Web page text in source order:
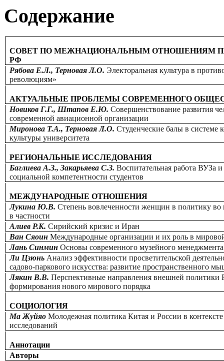
Содержание
СОВЕТ ПО МЕЖНАЦИОНАЛЬНЫМ ОТНОШЕНИЯМ
РФ
Рябова Е.Л., Терновая Л.О. Электоральная культура в
революциям»
АКТУАЛЬНЫЕ ПРОБЛЕМЫ СОВРЕМЕННОГО
Новиков Г.Г., Штапов Е.Ю. Совершенствование развития
современной авиационной организации
Миронова Т.А., Терновая Л.О. Студенческие балы в системе
культуры университета
РЕГИОНАЛЬНЫЕ ИССЛЕДОВАНИЯ
Баглиева А.З., Закарьяева С.З. Воспитательная работа ВУЗа
социальной компетентности студентов
МЕЖДУНАРОДНЫЕ ОТНОШЕНИЯ
Лукина Ю.В. Степень вовлеченности женщин в политику во
в частности
Алиев Р.К. Сирийский кризис и Иран
Ван Сяоин Международные организации и их роль в
Лань Синмин Основы современного музейного менеджмента
Ли Цзюнь Анализ эффективности просветительской
садово-паркового искусства: развитие пространственного
Лякин В.В. Перспективные направления внешней политики
формирования нового мирового порядка
СОЦИОЛОГИЯ
Ма Жуйяо Молодежная политика Китая и России в
исследований
Аннотации
Авторы